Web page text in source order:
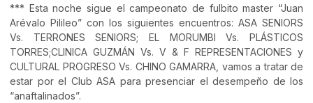
*** Esta noche sigue el campeonato de fulbito master “Juan
Arévalo Pilileo” con los siguientes encuentros: ASA SENIORS
Vs. TERRONES SENIORS; EL MORUMBI Vs. PLÁSTICOS
TORRES;CLINICA GUZMÁN Vs. V & F REPRESENTACIONES y
CULTURAL PROGRESO Vs. CHINO GAMARRA, vamos a tratar de
estar por el Club ASA para presenciar el desempeño de los
“anaftalinados”.